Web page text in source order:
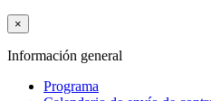
×
Información general
Programa